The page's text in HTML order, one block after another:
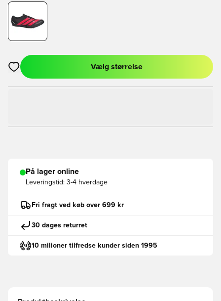
Åbner en Modal til at logge ind eller tilmelde dig som medlem
Vælg størrelse
På lager online
Leveringstid: 3-4 hverdage
Fri fragt ved køb over 699 kr
30 dages returret
10 milioner tilfredse kunder siden 1995